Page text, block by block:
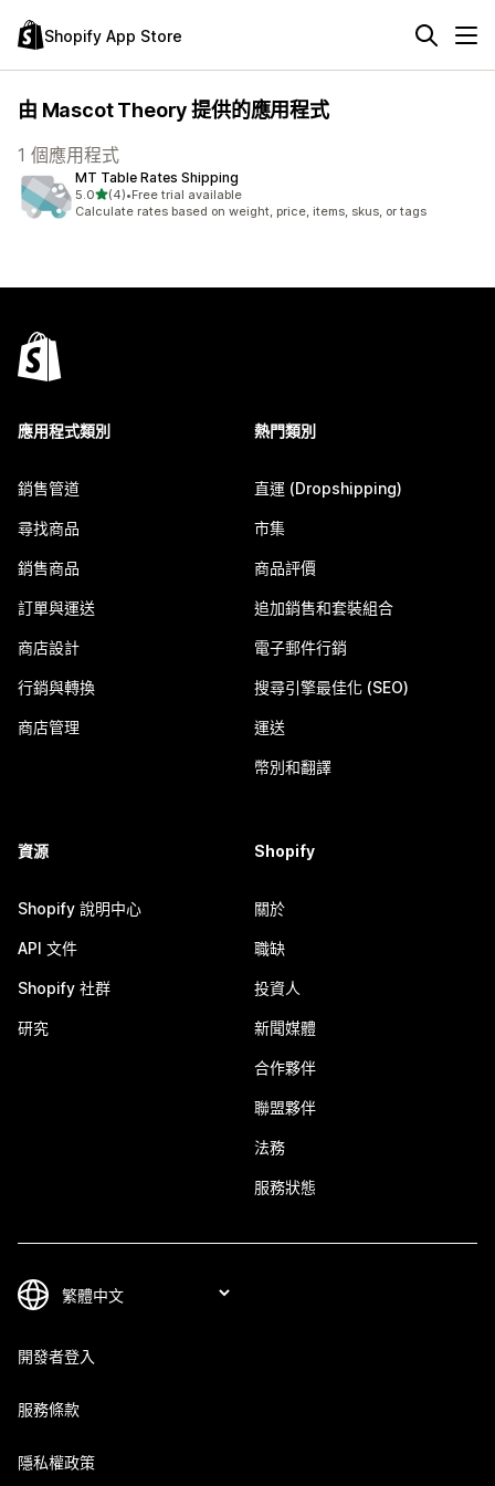
Shopify App Store
由 Mascot Theory 提供的應用程式
1 個應用程式
MT Table Rates Shipping
5.0滿分 5 顆星
(4)
共有 4 則評價
•Free trial available
Calculate rates based on weight, price, items, skus, or tags
應用程式類別
銷售管道
尋找商品
銷售商品
訂單與運送
商店設計
行銷與轉換
商店管理
熱門類別
直運 (Dropshipping)
市集
商品評價
追加銷售和套裝組合
電子郵件行銷
搜尋引擎最佳化 (SEO)
運送
幣別和翻譯
資源
Shopify 說明中心
API 文件
Shopify 社群
研究
Shopify
關於
職缺
投資人
新聞媒體
合作夥伴
聯盟夥伴
法務
服務狀態
開發者登入
服務條款
隱私權政策